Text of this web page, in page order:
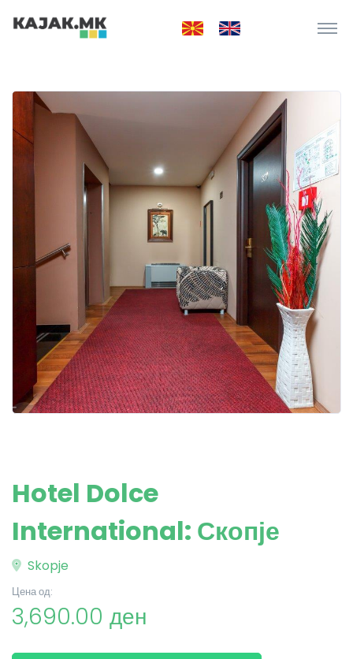
Hotel Dolce
International: Скопје
Skopje
Цена од:
3,690.00 ден